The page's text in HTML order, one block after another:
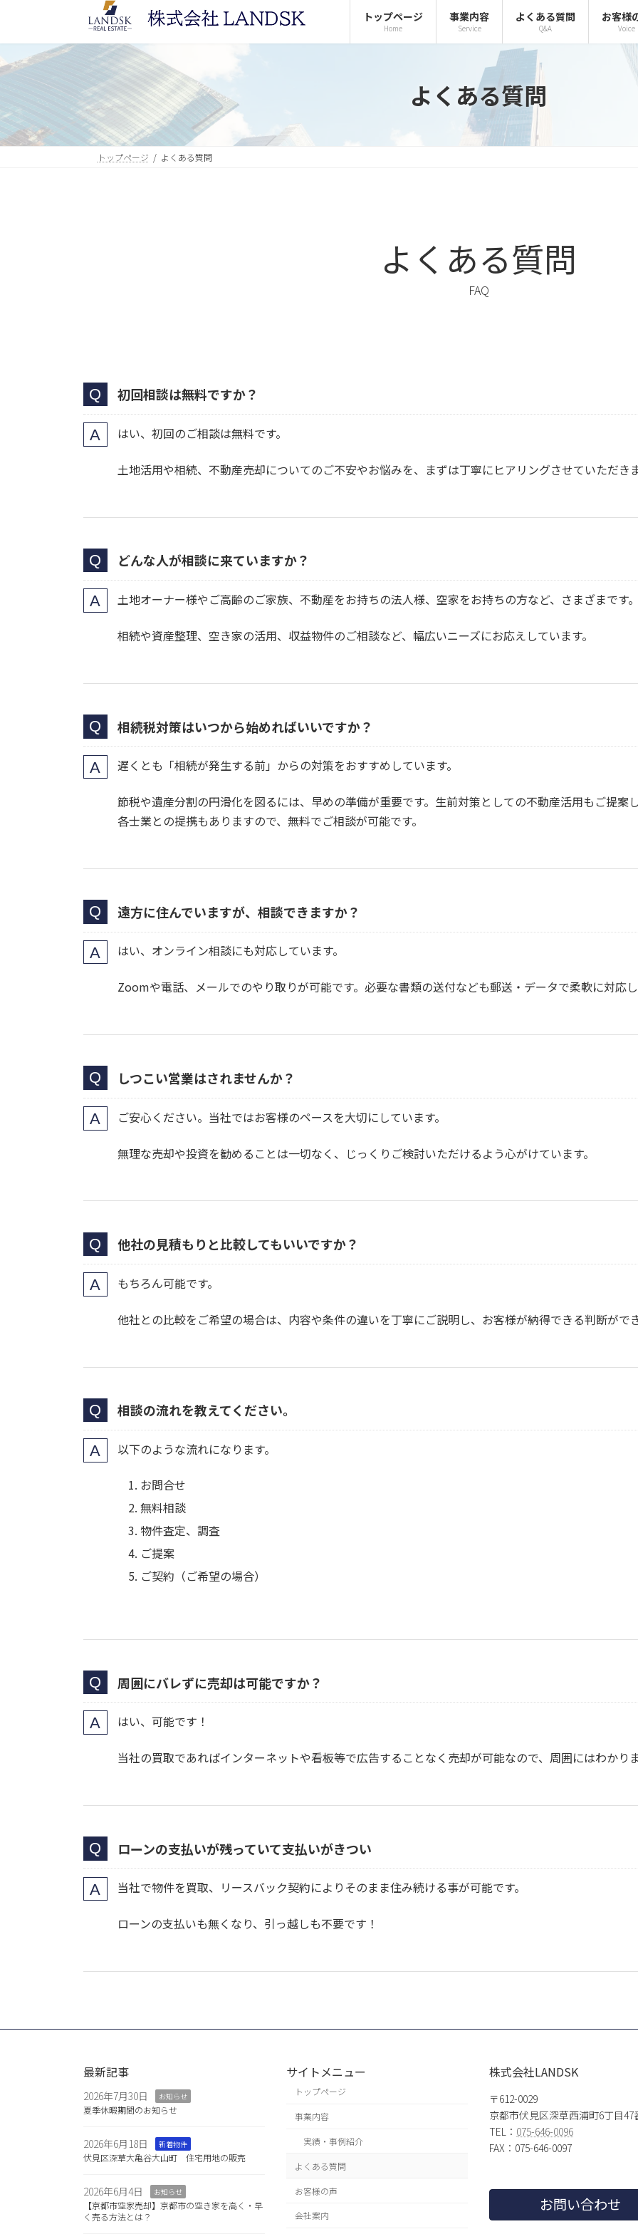
テ
ン
ス
ッ
ゲ
ー
ン
移
トップページ
Home
事業内容
Service
よくある質問
Q&A
お客様
Voice
よくある質問
トップページ よくある質問
よくある質問
FAQ
初回相談は無料ですか？
はい、初回のご相談は無料です。
土地活用や相続、不動産売却についてのご不安やお悩みを、まずは丁寧にヒアリングさせていただき
どんな人が相談に来ていますか？
土地オーナー様やご高齢のご家族、不動産をお持ちの法人様、空家をお持ちの方など、さまざまです
相続や資産整理、空き家の活用、収益物件のご相談など、幅広いニーズにお応えしています。
相続税対策はいつから始めればいいですか？
遅くとも「相続が発生する前」からの対策をおすすめしています。
節税や遺産分割の円滑化を図るには、早めの準備が重要です。生前対策としての不動産活用もご提案
各士業との提携もありますので、無料でご相談が可能です。
遠方に住んでいますが、相談できますか？
はい、オンライン相談にも対応しています。
Zoomや電話、メールでのやり取りが可能です。必要な書類の送付なども郵送・データで柔軟に対応
しつこい営業はされませんか？
ご安心ください。当社ではお客様のペースを大切にしています。
無理な売却や投資を勧めることは一切なく、じっくりご検討いただけるよう心がけています。
他社の見積もりと比較してもいいですか？
もちろん可能です。
他社との比較をご希望の場合は、内容や条件の違いを丁寧にご説明し、お客様が納得できる判断がで
相談の流れを教えてください。
以下のような流れになります。
お問合せ
無料相談
物件査定、調査
ご提案
ご契約（ご希望の場合）
周囲にバレずに売却は可能ですか？
はい、可能です！
当社の買取であればインターネットや看板等で広告することなく売却が可能なので、周囲にはわかり
ローンの支払いが残っていて支払いがきつい
当社で物件を買取、リースバック契約によりそのまま住み続ける事が可能です。
ローンの支払いも無くなり、引っ越しも不要です！
最新記事
2026年7月30日 お知らせ
夏季休暇期間のお知らせ
2026年6月18日 新着物件
伏見区深草大亀谷大山町 住宅用地の販売
2026年6月4日 お知らせ
【京都市空家売却】京都市の空き家を高く・早
く売る方法とは？
サイトメニュー
トップページ
事業内容
実績・事例紹介
よくある質問
お客様の声
会社案内
株式会社LANDSK
〒612-0029
京都市伏見区深草西浦町6丁目47
TEL： 075-646-0096
FAX：075-646-0097
お問い合わせ